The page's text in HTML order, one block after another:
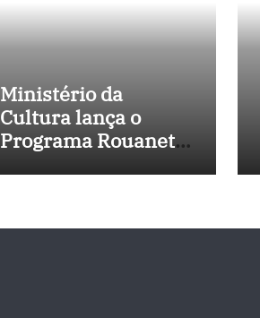
Ministério da
Cultura lança o
Programa Rouanet